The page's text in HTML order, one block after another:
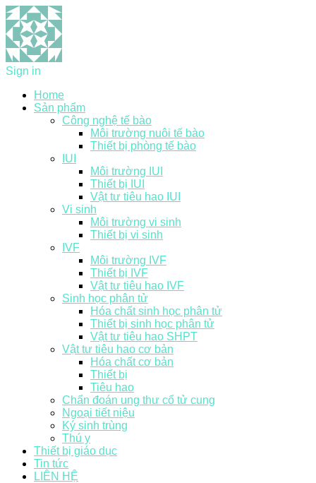
Sign in
Home
Sản phẩm
Công nghệ tế bào
Môi trường nuôi tế bào
Thiết bị phòng tế bào
IUI
Môi trường IUI
Thiết bị IUI
Vật tư tiêu hao IUI
Vi sinh
Môi trường vi sinh
Thiết bị vi sinh
IVF
Môi trường IVF
Thiết bị IVF
Vật tư tiêu hao IVF
Sinh học phân tử
Hóa chất sinh học phân tử
Thiết bị sinh học phân tử
Vật tư tiêu hao SHPT
Vật tư tiêu hao cơ bản
Hóa chất cơ bản
Thiết bị
Tiêu hao
Chẩn đoán ung thư cổ tử cung
Ngoại tiết niệu
Ký sinh trùng
Thú y
Thiết bị giáo dục
Tin tức
LIÊN HỆ